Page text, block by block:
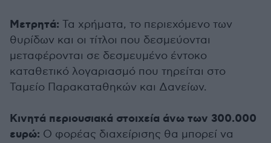
Μετρητά: Τα χρήματα, το περιεχόμενο των
θυρίδων και οι τίτλοι που δεσμεύονται
μεταφέρονται σε δεσμευμένο έντοκο
καταθετικό λογαριασμό που τηρείται στο
Ταμείο Παρακαταθηκών και Δανείων.
Κινητά περιουσιακά στοιχεία άνω των 300.000
ευρώ: Ο φορέας διαχείρισης θα μπορεί να